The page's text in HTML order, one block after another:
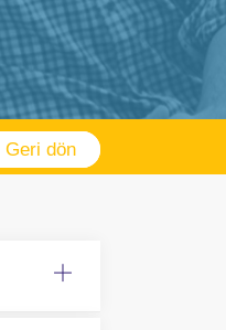
Geri dön